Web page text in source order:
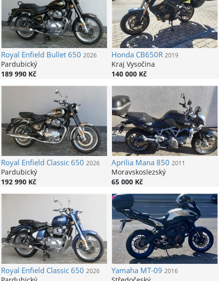
Royal Enfield Bullet 650 2026
Pardubický
189 990 Kč
HondaCB650R 2019
Kraj Vysočina
140 000 Kč
Royal Enfield Classic 650 2026
Pardubický
192 990 Kč
ApriliaMana 850 2011
Moravskoslezský
65 000 Kč
Royal Enfield Classic 650 2026 YamahaMT-09 2016